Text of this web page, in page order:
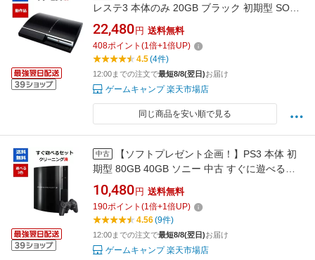
レステ3 本体のみ 20GB ブラック 初期型 SONY
【中古】【ソフトプレゼントの詳細は商品説明
の画像をクリック！】
22,480 円 送料無料
408ポイント (1倍+1倍UP)
4.5(4件)
12:00までの注文で最短8/8(翌日)お届け
ゲームキャンプ 楽天市場店
同じ商品を安い順で見る
中古
【ソフトプレゼント企画！】PS3 本体 初
期型 80GB 40GB ソニー 中古 すぐに遊べるセ
ット HDMIケーブル付き CECHL00 CECHH00
SONY【中古】【ソフトプレゼントの詳細は商
品説明の画像をクリック！】
10,480 円 送料無料
190ポイント (1倍+1倍UP)
4.56(9件)
12:00までの注文で最短8/8(翌日)お届け
ゲームキャンプ 楽天市場店